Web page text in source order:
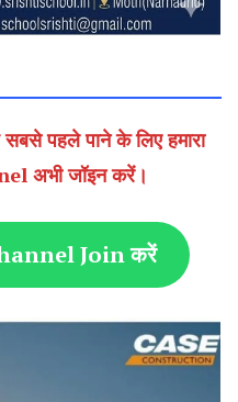
सबसे पहले पाने के लिए हमारा
अभी जॉइन करें।
Join करें